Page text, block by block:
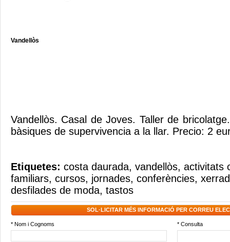
Vandellòs
Vandellòs. Casal de Joves. Taller de
bàsiques de supervivencia a la llar. Precio: 2
Etiquetes: costa daurada, vandellòs, activitats
familiars, cursos, jornades, conferències,
desfilades de moda, tastos
SOL·LICITAR MÉS INFORMACIÓ PER CORREU
* Nom i Cognoms * Consulta